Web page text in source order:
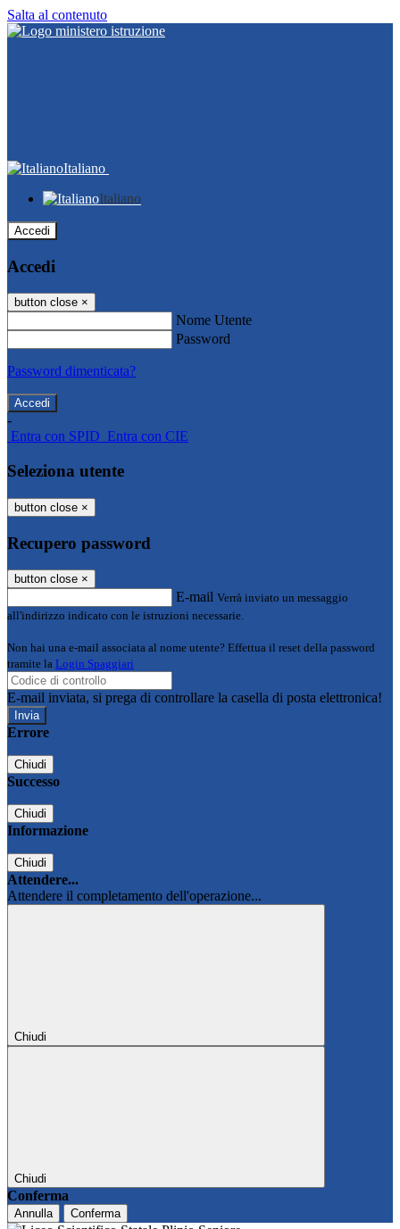
Salta al contenuto
Italiano
Italiano
Accedi
Accedi
button close ×
Nome Utente
Password
Password dimenticata?
-
Entra con SPID Entra con CIE
Seleziona utente
button close ×
Recupero password
button close ×
E-mail Verrà inviato un messaggio
all'indirizzo indicato con le istruzioni necessarie.
Non hai una e-mail associata al nome utente? Effettua il reset della password
tramite la Login Spaggiari
E-mail inviata, si prega di controllare la casella di posta elettronica!
Errore
Chiudi
Successo
Chiudi
Informazione
Chiudi
Attendere...
Attendere il completamento dell'operazione...
Chiudi
Chiudi
Conferma
Annulla Conferma